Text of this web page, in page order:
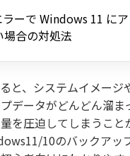
ーで Windows 11 に
合の対処法
と、システムイメージ
データがどんどん溜ま
を圧迫してしまうこと
10のバックアッ